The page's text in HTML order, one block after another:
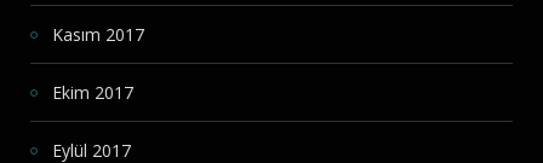
Kasım 2017
Ekim 2017
Eylül 2017